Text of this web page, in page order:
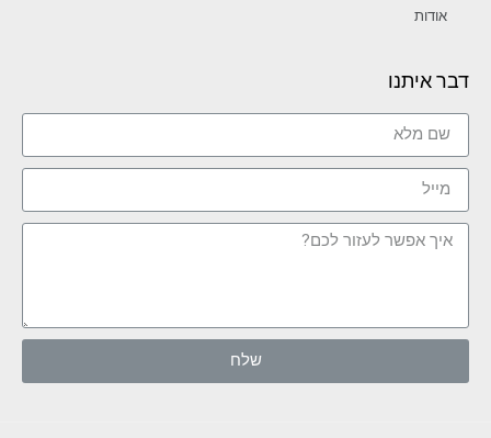
אודות
דבר איתנו
שלח